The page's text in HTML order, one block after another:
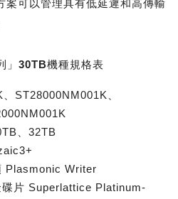
案可以管理具有低延遲和高傳輸
」30TB機種規格表
ST28000NM001K、
、32TB
Plasmonic Writer
片 Superlattice Platinum-